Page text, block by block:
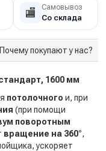
🏬 Самовывоз
Со склада
Почему покупают у нас?
1600 мм
потолочного и, при
(при помощи
поворотным
вращение на 360°,
ускоряет